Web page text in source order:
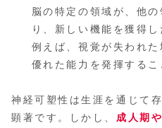
脳の特定の領域が、他
り、新しい機能を獲得
例えば、視覚が失われ
優れた能力を発揮するこ
神経可塑性は生涯を通じて
顕著です。しかし、 成人期